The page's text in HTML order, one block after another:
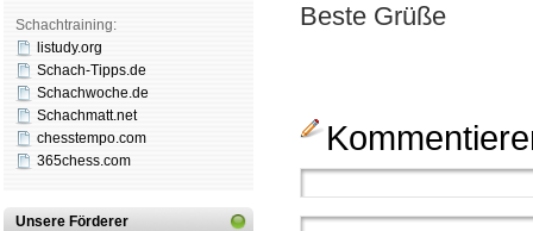
Schachtraining:
listudy.org
Schach-Tipps.de
Schachwoche.de
Schachmatt.net
chesstempo.com
365chess.com
Unsere Förderer
Beste Grüße